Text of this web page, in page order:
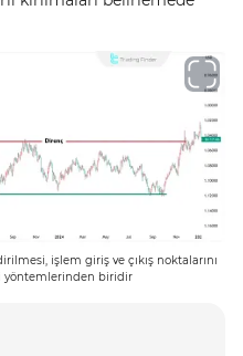
işlem giriş ve çıkış noktalarını
yöntemlerinden biridir